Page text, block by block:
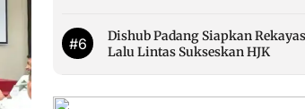
#6
Dishub Padang Siapkan
Lalu Lintas Sukseskan HJK